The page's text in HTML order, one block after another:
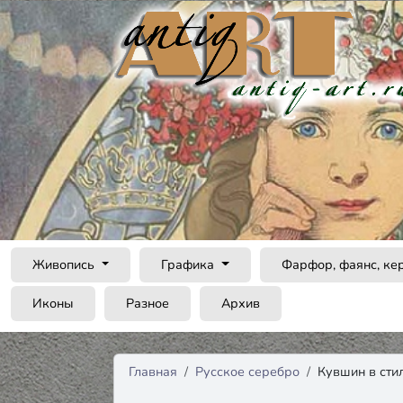
Живопись Графика Фарфор, фаянс,
Иконы Разное Архив
Главная Русское серебро Кувшин в